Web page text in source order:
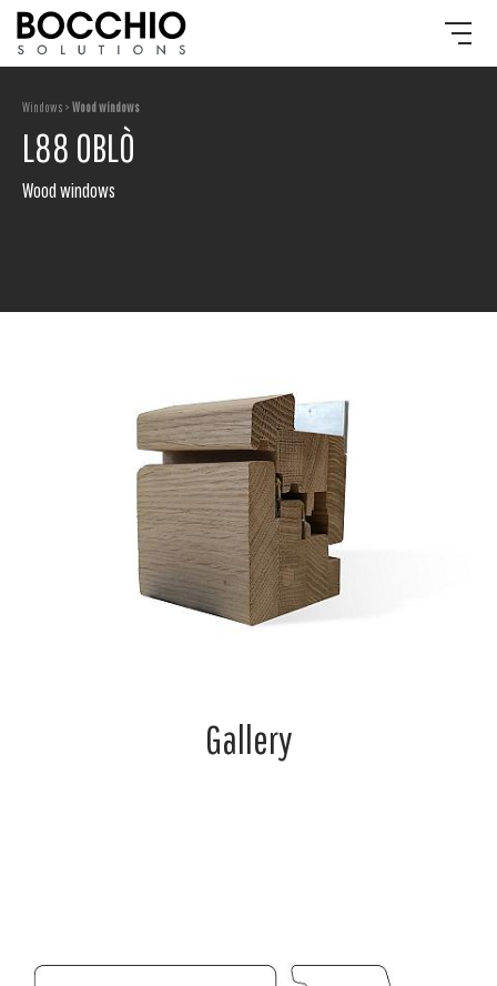
Windows > Wood windows
L88 OBLÒ
Wood windows
Gallery